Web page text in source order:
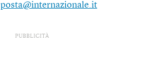
posta@internazionale.it
PUBBLICITÀ